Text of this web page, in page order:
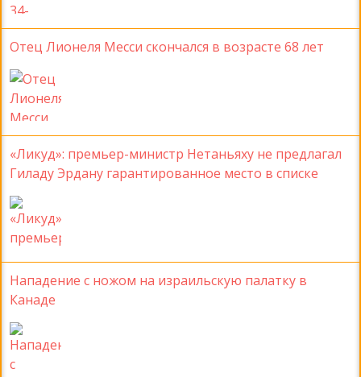
Отец Лионеля Месси скончался в возрасте 68 лет
«Ликуд»: премьер-министр Нетаньяху не предлагал
Гиладу Эрдану гарантированное место в списке
Нападение с ножом на израильскую палатку в
Канаде